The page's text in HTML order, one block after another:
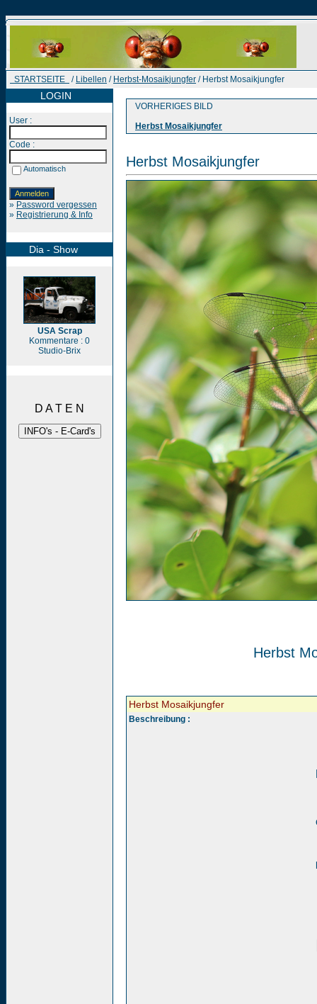
STARTSEITE / Libellen / Herbst-Mosaikjungfer / Herbst Mosaikjungfer
LOGIN
User :
Code :
Automatisch
» Password vergessen
» Registrierung & Info
Dia - Show
USA Scrap
Kommentare : 0
Studio-Brix
D A T E N
VORHERIGES BILD
Herbst Mosaikjungfer
Herbst Mosaikjungfer
Herbst
Herbst Mosaikjungfer
Beschreibung :